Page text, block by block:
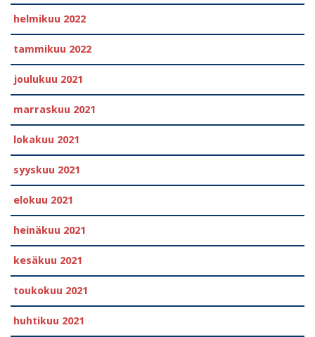
helmikuu 2022
tammikuu 2022
joulukuu 2021
marraskuu 2021
lokakuu 2021
syyskuu 2021
elokuu 2021
heinäkuu 2021
kesäkuu 2021
toukokuu 2021
huhtikuu 2021